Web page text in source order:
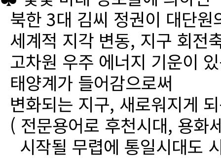
북한 3대 김씨 정권이 대단
세계적 지각 변동, 지구 회전
고차원 우주 에너지 기운이
태양계가 들어감으로써
변화되는 지구, 새로워지게
( 전문용어로 후천시대, 용화
시작될 무렵에 통일시대도